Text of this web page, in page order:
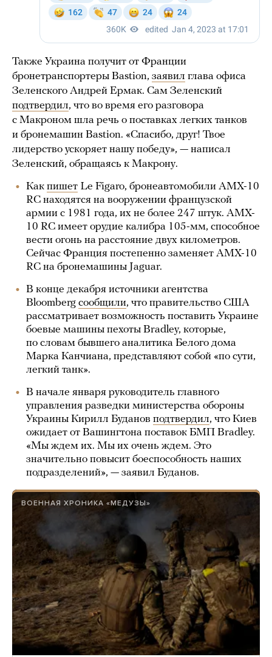
Также Украина получит от Франции
бронетранспортеры Bastion, заявил глава офиса
Зеленского Андрей Ермак. Сам Зеленский
подтвердил, что во время его разговора
с Макроном шла речь о поставках легких танков
и бронемашин Bastion. «Спасибо, друг! Твое
лидерство ускоряет нашу победу», — написал
Зеленский, обращаясь к Макрону.
Как пишет Le Figaro, бронеавтомобили AMX-10
RC находятся на вооружении французской
армии с 1981 года, их не более 247 штук. AMX-
10 RC имеет орудие калибра 105-мм, способное
вести огонь на расстояние двух километров.
Сейчас Франция постепенно заменяет AMX-10
RC на бронемашины Jaguar.
В конце декабря источники агентства
Bloomberg сообщили, что правительство США
рассматривает возможность поставить Украине
боевые машины пехоты Bradley, которые,
по словам бывшего аналитика Белого дома
Марка Канчиана, представляют собой «по сути,
легкий танк».
В начале января руководитель главного
управления разведки министерства обороны
Украины Кирилл Буданов подтвердил, что Киев
ожидает от Вашингтона поставок БМП Bradley.
«Мы ждем их. Мы их очень ждем. Это
значительно повысит боеспособность наших
подразделений», — заявил Буданов.
ВОЕННАЯ ХРОНИКА «МЕДУЗЫ»